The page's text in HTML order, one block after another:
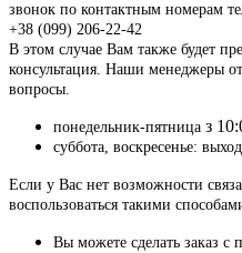
звонок по контактным номерам
+38 (099) 206-22-42
В этом случае Вам также будет
консультация. Наши менеджеры
вопросы.
понедельник-пятница з
суббота, воскресенье:
Если у Вас нет возможности
воспользоваться такими
Вы можете сделать заказ